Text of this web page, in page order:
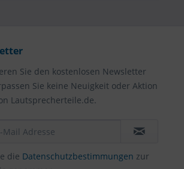
Sie den kostenlosen Newsletter
Sie keine Neuigkeit oder Aktion
Lautsprecherteile.de.
die Datenschutzbestimmungen zur